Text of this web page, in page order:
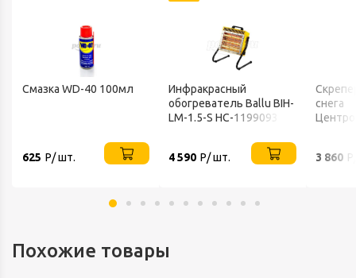
Смазка WD-40 100мл
625 Р/ шт.
Инфракрасный
обогреватель Ballu BIH-
LM-1.5-S НС-1199093
4 590 Р/ шт.
снега
3 860
Похожие товары